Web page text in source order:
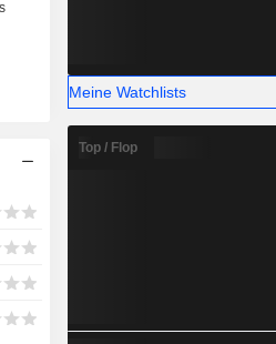
Meine Watchlists
Top / Flop